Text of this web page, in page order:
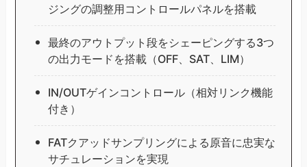
ジングの調整用コントロールパネルを搭載
最終のアウトプット段をシェーピングする3つ
の出力モードを搭載（OFF、SAT、LIM）
IN/OUTゲインコントロール（相対リンク機能
付き）
FATクアッドサンプリングによる原音に忠実な
サチュレーションを実現